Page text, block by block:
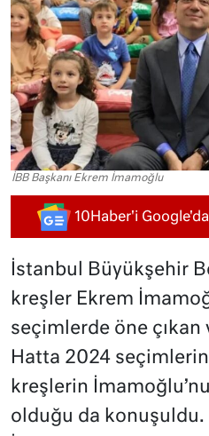
İBB Başkanı Ekrem İmamoğlu
10Haber'i
İstanbul Büyükşehir
kreşler Ekrem
seçimlerde öne çıkan
Hatta 2024
kreşlerin
olduğu da konuşuldu.